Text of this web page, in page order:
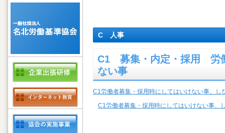
C 人事
C1 募集・内定・採用 労
ない事
C1労働者募集・採用時にしてはいけない事、し
C1労働者募集・採用時にしてはいけない事、